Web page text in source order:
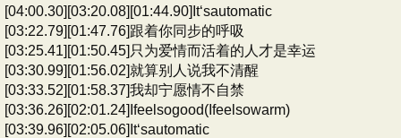
[04:00.30][03:20.08][01:44.90]It‘sautomatic
[03:22.79][01:47.76]跟着你同步的呼吸
[03:25.41][01:50.45]只为爱情而活着的人才是幸运
[03:30.99][01:56.02]就算别人说我不清醒
[03:33.52][01:58.37]我却宁愿情不自禁
[03:36.26][02:01.24]Ifeelsogood(Ifeelsowarm)
[03:39.96][02:05.06]It‘sautomatic